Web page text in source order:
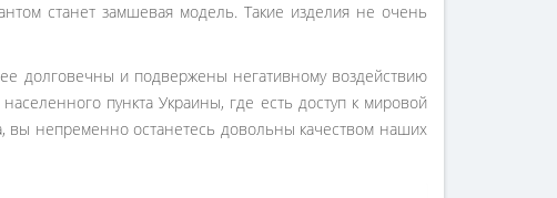
станет замшевая модель. Такие изделия не очень
долговечны и подвержены негативному воздействию
пункта Украины, где есть доступ к мировой
вы непременно останетесь довольны качеством наших